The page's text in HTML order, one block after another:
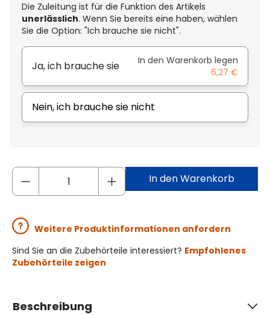
Die Zuleitung ist für die Funktion des Artikels
unerlässlich. Wenn Sie bereits eine haben, wählen
Sie die Option: "Ich brauche sie nicht".
Ja, ich brauche sie
In den Warenkorb legen
6,27 €
Nein, ich brauche sie nicht
In den Warenkorb
Weitere Produktinformationen anfordern
Sind Sie an die Zubehörteile interessiert? Empfohlenes
Zubehörteile zeigen
Beschreibung